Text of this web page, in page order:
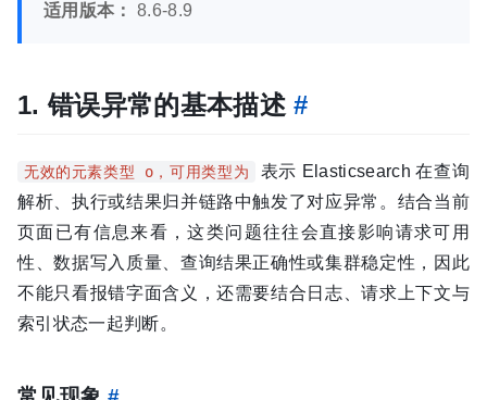
适用版本： 8.6-8.9
1. 错误异常的基本描述#
无效的元素类型 o，可用类型为
表示 Elasticsearch 在查询
解析、执行或结果归并链路中触发了对应异常。结合当前
页面已有信息来看，这类问题往往会直接影响请求可用
性、数据写入质量、查询结果正确性或集群稳定性，因此
不能只看报错字面含义，还需要结合日志、请求上下文与
索引状态一起判断。